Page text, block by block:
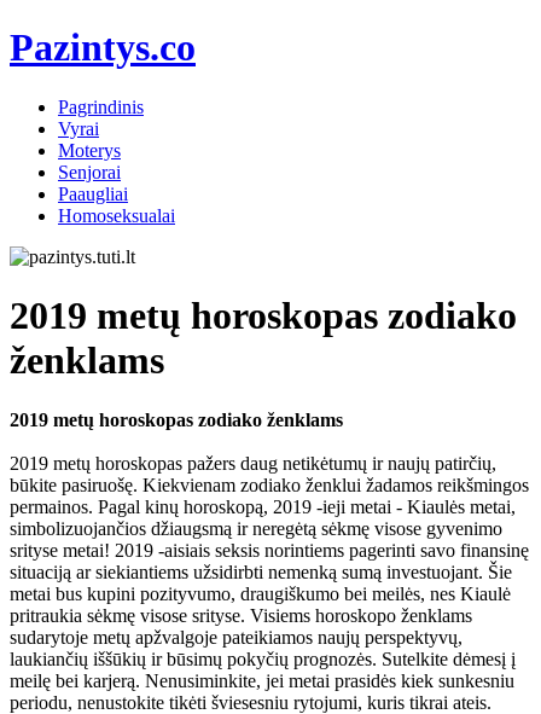
Pazintys.co
Pagrindinis
Vyrai
Moterys
Senjorai
Paaugliai
Homoseksualai
2019 metų horoskopas zodiako
ženklams
2019 metų horoskopas zodiako ženklams
2019 metų horoskopas pažers daug netikėtumų ir naujų patirčių,
būkite pasiruošę. Kiekvienam zodiako ženklui žadamos reikšmingos
permainos. Pagal kinų horoskopą, 2019 -ieji metai - Kiaulės metai,
simbolizuojančios džiaugsmą ir neregėtą sėkmę visose gyvenimo
srityse metai! 2019 -aisiais seksis norintiems pagerinti savo finansinę
situaciją ar siekiantiems užsidirbti nemenką sumą investuojant. Šie
metai bus kupini pozityvumo, draugiškumo bei meilės, nes Kiaulė
pritraukia sėkmę visose srityse. Visiems horoskopo ženklams
sudarytoje metų apžvalgoje pateikiamos naujų perspektyvų,
laukiančių iššūkių ir būsimų pokyčių prognozės. Sutelkite dėmesį į
meilę bei karjerą. Nenusiminkite, jei metai prasidės kiek sunkesniu
periodu, nenustokite tikėti šviesesniu rytojumi, kuris tikrai ateis.